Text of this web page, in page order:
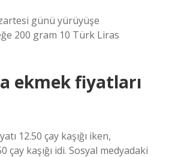
günü yürüyüşe
200 gram 10 Türk Liras
ekmek fiyatları
12.50 çay kaşığı iken,
çay kaşığı idi. Sosyal medyadaki